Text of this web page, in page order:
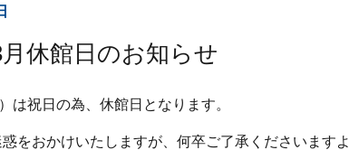
休館日のお知らせ
は祝日の為、休館日となります。
をおかけいたしますが、何卒ご了承くださいます